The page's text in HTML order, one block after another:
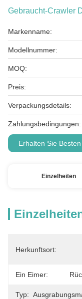
Gebraucht-Crawler
Markenname:
Modellnummer:
MOQ:
Preis:
Verpackungsdetails:
Zahlungsbedingungen:
Erhalten Sie
Einzelheiten
Herkunftsort:
Ein Eimer:
Typ: